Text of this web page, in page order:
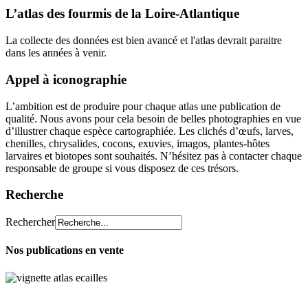
L’atlas des fourmis de la Loire-Atlantique
La collecte des données est bien avancé et l'atlas devrait paraitre
dans les années à venir.
Appel à iconographie
L’ambition est de produire pour chaque atlas une publication de
qualité. Nous avons pour cela besoin de belles photographies en vue
d’illustrer chaque espèce cartographiée. Les clichés d’œufs, larves,
chenilles, chrysalides, cocons, exuvies, imagos, plantes-hôtes
larvaires et biotopes sont souhaités. N’hésitez pas à contacter chaque
responsable de groupe si vous disposez de ces trésors.
Recherche
Rechercher
Nos publications en vente